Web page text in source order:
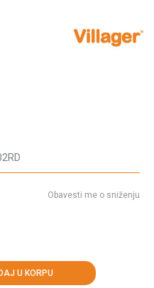
Obavesti me o sniženju
U KORPU